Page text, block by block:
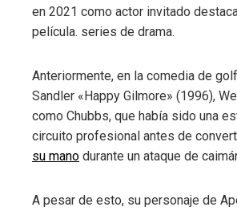
en 2021 como actor invitado
película. series de drama.
Anteriormente, en la comedia de
Sandler «Happy Gilmore» (1996),
como Chubbs, que había sido una
circuito profesional antes de
su mano durante un ataque de
A pesar de esto, su personaje de